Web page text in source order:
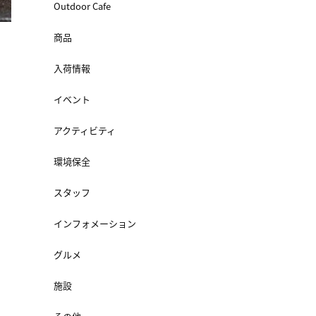
Outdoor Cafe
商品
入荷情報
イベント
アクティビティ
環境保全
スタッフ
インフォメーション
グルメ
施設